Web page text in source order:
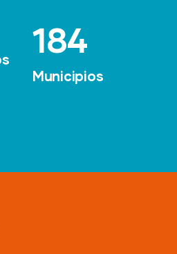
247
Municipios